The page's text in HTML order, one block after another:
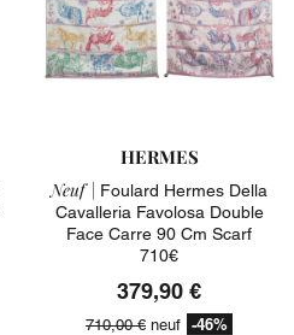
HERMES
Neuf | Foulard Hermes Della
Cavalleria Favolosa Double
Face Carre 90 Cm Scarf
710€
379,90 €
710,00 € neuf -46%